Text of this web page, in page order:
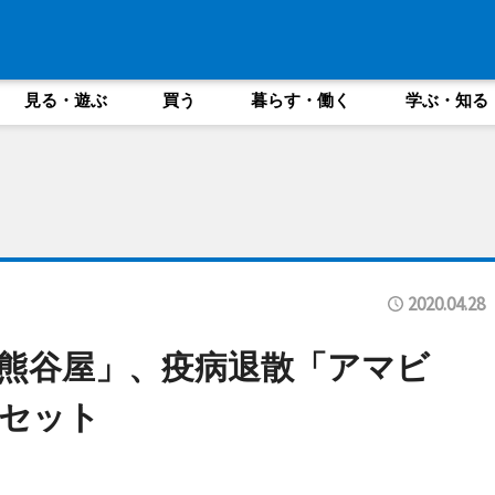
見る・遊ぶ 買う 暮らす・働く 学ぶ・知る
2020.04.28
谷屋」、疫病退散「アマビ
ット